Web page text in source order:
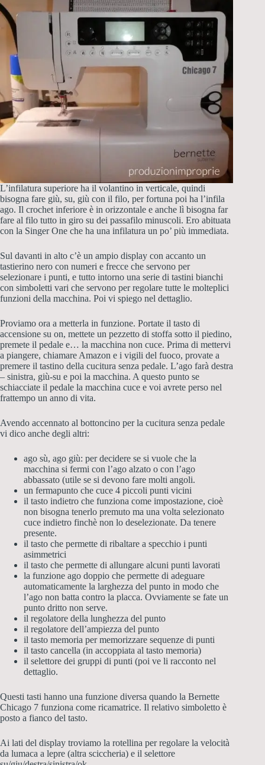
L’infilatura superiore ha il volantino in verticale, quindi
bisogna fare giù, su, giù con il filo, per fortuna poi ha l’infila
ago. Il crochet inferiore è in orizzontale e anche lì bisogna far
fare al filo tutto in giro su dei passafilo minuscoli. Ero abituata
con la Singer One che ha una infilatura un po’ più immediata.
Sul davanti in alto c’è un ampio display con accanto un
tastierino nero con numeri e frecce che servono per
selezionare i punti, e tutto intorno una serie di tastini bianchi
con simboletti vari che servono per regolare tutte le molteplici
funzioni della macchina. Poi vi spiego nel dettaglio.
Proviamo ora a metterla in funzione. Portate il tasto di
accensione su on, mettete un pezzetto di stoffa sotto il piedino,
premete il pedale e… la macchina non cuce. Prima di mettervi
a piangere, chiamare Amazon e i vigili del fuoco, provate a
premere il tastino della cucitura senza pedale. L’ago farà destra
– sinistra, giù-su e poi la macchina. A questo punto se
schiacciate il pedale la macchina cuce e voi avrete perso nel
frattempo un anno di vita.
Avendo accennato al bottoncino per la cucitura senza pedale
vi dico anche degli altri:
ago sù, ago giù: per decidere se si vuole che la
macchina si fermi con l’ago alzato o con l’ago
abbassato (utile se si devono fare molti angoli.
un fermapunto che cuce 4 piccoli punti vicini
il tasto indietro che funziona come impostazione, cioè
non bisogna tenerlo premuto ma una volta selezionato
cuce indietro finchè non lo deselezionate. Da tenere
presente.
il tasto che permette di ribaltare a specchio i punti
asimmetrici
il tasto che permette di allungare alcuni punti lavorati
la funzione ago doppio che permette di adeguare
automaticamente la larghezza del punto in modo che
l’ago non batta contro la placca. Ovviamente se fate un
punto dritto non serve.
il regolatore della lunghezza del punto
il regolatore dell’ampiezza del punto
il tasto memoria per memorizzare sequenze di punti
il tasto cancella (in accoppiata al tasto memoria)
il selettore dei gruppi di punti (poi ve li racconto nel
dettaglio.
Questi tasti hanno una funzione diversa quando la Bernette
Chicago 7 funziona come ricamatrice. Il relativo simboletto è
posto a fianco del tasto.
Ai lati del display troviamo la rotellina per regolare la velocità
da lumaca a lepre (altra sciccheria) e il selettore